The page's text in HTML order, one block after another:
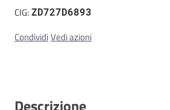
CIG:ZD727D6893
CondividiVedi azioni